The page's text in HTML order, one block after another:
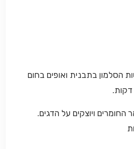
הסלמון בתבנית ואופים בחום
החומרים ויוצקים על הדגים.